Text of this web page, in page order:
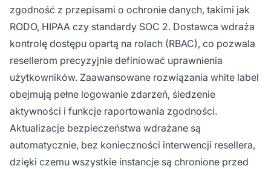
zgodność z przepisami o ochronie danych, takimi jak
RODO, HIPAA czy standardy SOC 2. Dostawca wdraża
kontrolę dostępu opartą na rolach (RBAC), co pozwala
resellerom precyzyjnie definiować uprawnienia
użytkowników. Zaawansowane rozwiązania white label
obejmują pełne logowanie zdarzeń, śledzenie
aktywności i funkcje raportowania zgodności.
Aktualizacje bezpieczeństwa wdrażane są
automatycznie, bez konieczności interwencji resellera,
dzięki czemu wszystkie instancje są chronione przed